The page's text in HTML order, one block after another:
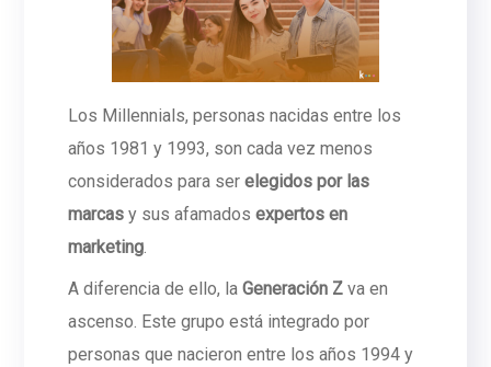
Los Millennials, personas nacidas entre los
años 1981 y 1993, son cada vez menos
considerados para serelegidos por las
marcas y sus afamadosexpertos en
marketing.
A diferencia de ello, laGeneración Zva en
ascenso. Este grupo está integrado por
personas que nacieron entre los años 1994 y